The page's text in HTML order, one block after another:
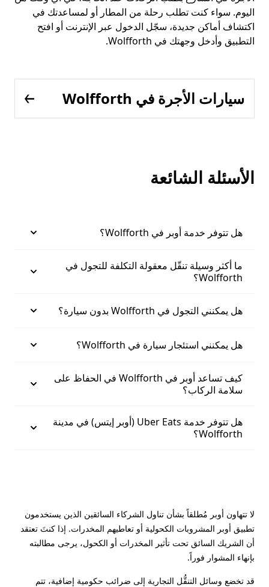
اليوم. سواء كنت تطلب رحلة من المطار أو لمساعدتك في
اكتشاف أماكن جديدة، سجّل الدخول عبر الإنترنت أو افتح
التطبيق وأدخل وجهتك في Wolfforth.
سيارات الأجرة في Wolfforth
الأسئلة الشائعة
هل تتوفر خدمة أوبر في Wolfforth؟
ما أكثر وسيلة تنقّل معقولة التكلفة للتجول في
Wolfforth؟
هل يمكنني التجول في Wolfforth بدون سيارة؟
هل يمكنني استئجار سيارة في Wolfforth؟
كيف تساعد أوبر في Wolfforth في الحفاظ على
سلامة الركاب؟
هل تتوفر خدمة Uber Eats (أوبر إيتس) في مدينة
Wolfforth؟
لا تتهاون أوبر مُطلقاً بشأن تناول الشركاء السائقين الذين يستخدمون
تطبيق أوبر المشروبات الكحولية أو تعاطيهم المخدرات. إذا كنتَ تعتقد
أن الشريك السائق تحت تأثير المخدرات أو الكحول، يرجى مطالبته
بإنهاء المشوار فوراً.
قد تخضع وسائل التنقُّل التجارية إلى ضرائب حكومية إضافية، تتم